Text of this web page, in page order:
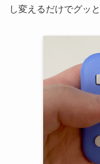
し変えるだけでグッ